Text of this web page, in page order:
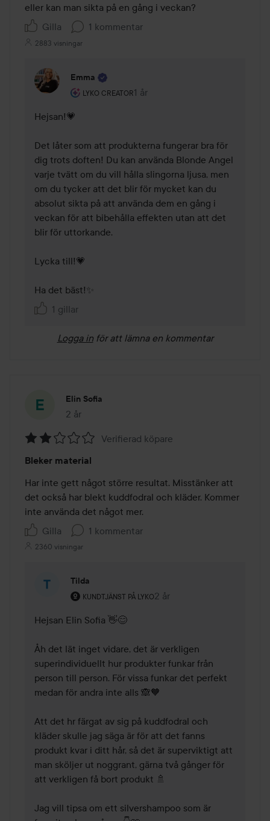
eller kan man sikta på en gång i veckan?
Gilla
1 kommentar
2883 visningar
Emma
LYKO CREATOR
Användarens roll: Lyko Creator.
1 år
Kommentaren lades 1 år
Hejsan!💗
Det låter som att produkterna fungerar bra för
dig trots doften! Du kan använda Blonde Angel
varje tvätt om du vill hålla slingorna ljusa, men
om du tycker att det blir för mycket kan du
absolut sikta på att använda dem en gång i
veckan för att bibehålla effekten utan att det
blir för uttorkande.
Lycka till!💗
Ha det bäst!✨
1 gillar
Logga in för att lämna en kommentar
Elin Sofia
2 år
Inlägget skapades 2 år
2
av
5
Verifierad köpare
Bleker material
Har inte gett något större resultat. Misstänker att
det också har blekt kuddfodral och kläder. Kommer
inte använda det något mer.
Gilla
1 kommentar
2360 visningar
Tilda
KUNDTJÄNST PÅ LYKO
Användarens roll: Kundtjänst på Lyko.
2 år
Kommentaren lades 2 år
Hejsan Elin Sofia 👋😊
Åh det lät inget vidare, det är verkligen
superindividuellt hur produkter funkar från
person till person. För vissa funkar det perfekt
medan för andra inte alls 🙈🧡
Att det hr färgat av sig på kuddfodral och
kläder skulle jag säga är för att det fanns
produkt kvar i ditt hår, så det är superviktigt att
man sköljer ut noggrant, gärna två gånger för
att verkligen få bort produkt 🚿
Jag vill tipsa om ett silvershampoo som är